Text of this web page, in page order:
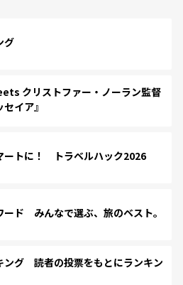
グ
クリストファー・ノーラン監督
イア』
ートに！ トラベルハック2026
ード みんなで選ぶ、旅のベスト。
ング 読者の投票をもとにランキン